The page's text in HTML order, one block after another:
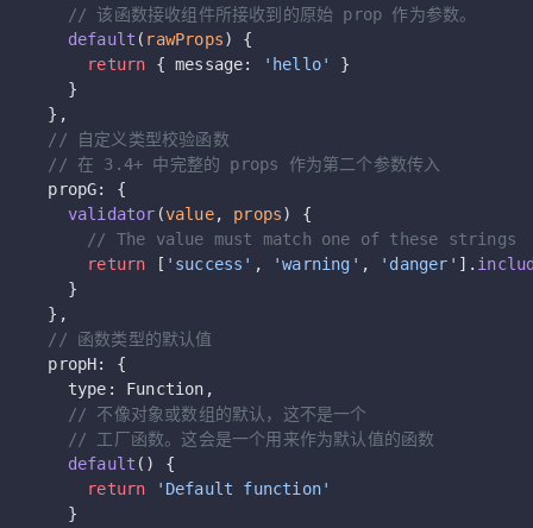
    // 该函数接收组件所接收到的原始 prop 作为参数。
    default
( rawProps) {
      return
{ message: 'hello'
}
    }
  },
  // 自定义类型校验函数
  // 在 3.4+ 中完整的 props 作为第二个参数传入
  propG: {
    validator
(value, props) {
      // The value must match one of these strings
      return
[ 'success' , 'warning' , 'danger' ].
    }
  },
  // 函数类型的默认值
  propH: {
    type: Function,
    // 不像对象或数组的默认，这不是一个
    // 工厂函数。这会是一个用来作为默认值的函数
    default
() {
      return
'Default function'
    }